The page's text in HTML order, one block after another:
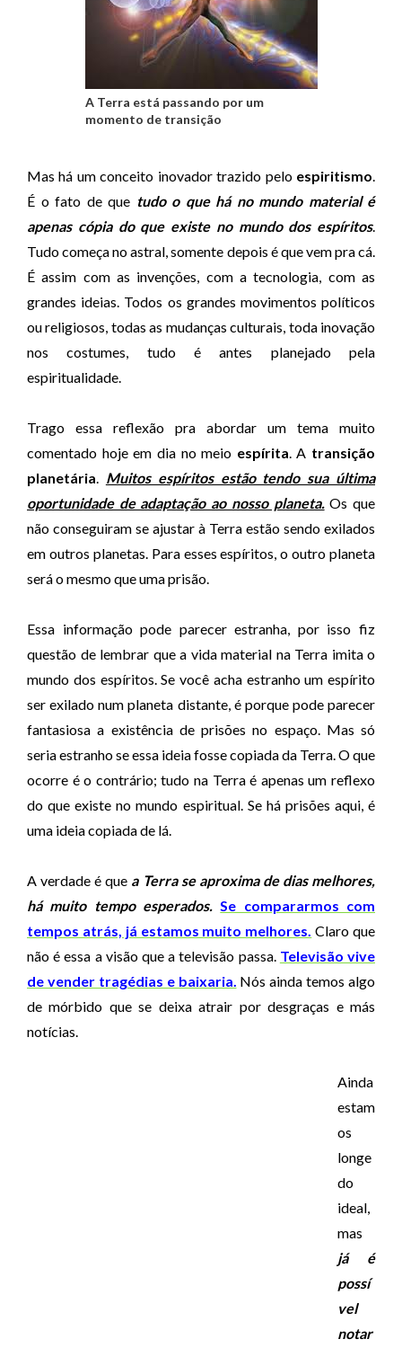
A Terra está passando por um
momento de transição
Mas há um conceito inovador trazido pelo espiritismo.
É o fato de que tudo o que há no mundo material é
apenas cópia do que existe no mundo dos espíritos.
Tudo começa no astral, somente depois é que vem pra cá.
É assim com as invenções, com a tecnologia, com as
grandes ideias. Todos os grandes movimentos políticos
ou religiosos, todas as mudanças culturais, toda inovação
nos costumes, tudo é antes planejado pela
espiritualidade.
Trago essa reflexão pra abordar um tema muito
comentado hoje em dia no meio espírita. A transição
planetária. Muitos espíritos estão tendo sua última
oportunidade de adaptação ao nosso planeta.Os que
não conseguiram se ajustar à Terra estão sendo exilados
em outros planetas. Para esses espíritos, o outro planeta
será o mesmo que uma prisão.
Essa informação pode parecer estranha, por isso fiz
questão de lembrar que a vida material na Terra imita o
mundo dos espíritos. Se você acha estranho um espírito
ser exilado num planeta distante, é porque pode parecer
fantasiosa a existência de prisões no espaço. Mas só
seria estranho se essa ideia fosse copiada da Terra. O que
ocorre é o contrário; tudo na Terra é apenas um reflexo
do que existe no mundo espiritual. Se há prisões aqui, é
uma ideia copiada de lá.
A verdade é que a Terra se aproxima de dias melhores,
há muito tempo esperados. Se compararmos com
tempos atrás, já estamos muito melhores. Claro que
não é essa a visão que a televisão passa. Televisão vive
de vender tragédias e baixaria. Nós ainda temos algo
de mórbido que se deixa atrair por desgraças e más
notícias.
Ainda
estam
os
longe
do
ideal,
mas
já é
possí
vel
notar